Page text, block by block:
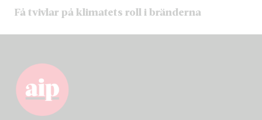
Få tvivlar på klimatets roll i bränderna